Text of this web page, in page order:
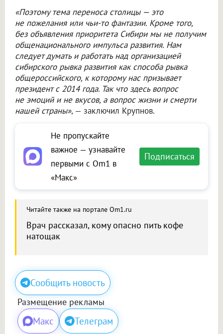
«Поэтому тема переноса столицы — это
не пожелания или чьи-то фантазии. Кроме того,
без объявления приоритета Сибири мы не получим
общенационального импульса развития. Нам
следует думать и работать над организацией
сибирского рывка развития как способа рывка
общероссийского, к которому нас призывает
президент с 2014 года. Так что здесь вопрос
не эмоций и не вкусов, а вопрос жизни и смерти
нашей страны», — заключил Крупнов.
Не пропускайте
важное — узнавайте
первыми с Om1 в
«Макс»
Подписаться
Читайте также на портале Om1.ru
Врач рассказал, кому опасно пить кофе
натощак
Сообщить новость
Размещение рекламы
Макс Телеграм